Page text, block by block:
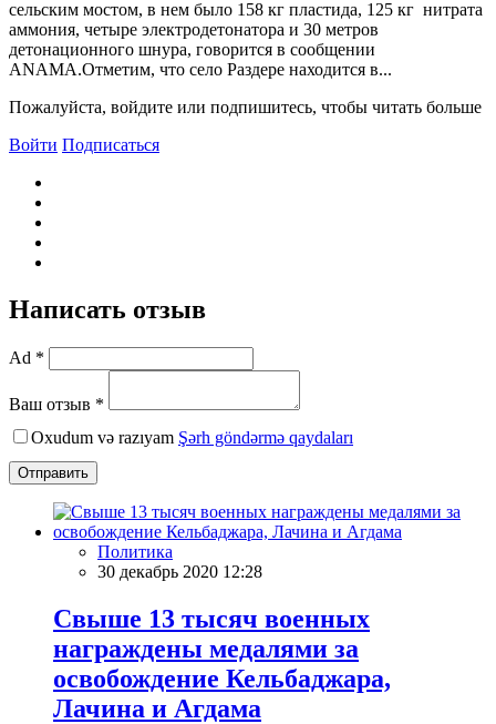
сельским мостом, в нем было 158 кг пластида, 125 кг нитрата
аммония, четыре электродетонатора и 30 метров
детонационного шнура, говорится в сообщении
ANAMA.Отметим, что село Раздере находится в...
Пожалуйста, войдите или подпишитесь, чтобы читать больше
Войти Подписаться
Написать отзыв
Ad *
Ваш отзыв *
Oxudum və razıyam Şərh göndərmə qaydaları
Отправить
Политика
30 декабрь 2020 12:28
Свыше 13 тысяч военных
награждены медалями за
освобождение Кельбаджара,
Лачина и Агдама